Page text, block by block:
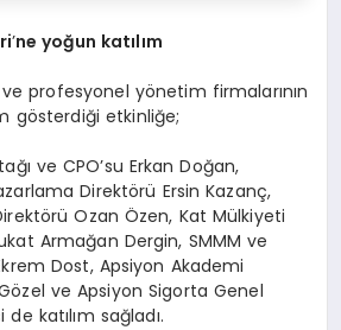
’ne yoğun katılım
profesyonel yönetim firmalarının
gösterdiği etkinliğe;
ve CPO’su Erkan Doğan,
Direktörü Ersin Kazanç,
Ozan Özen, Kat Mülkiyeti
Armağan Dergin, SMMM ve
Dost, Apsiyon Akademi
ve Apsiyon Sigorta Genel
katılım sağladı.